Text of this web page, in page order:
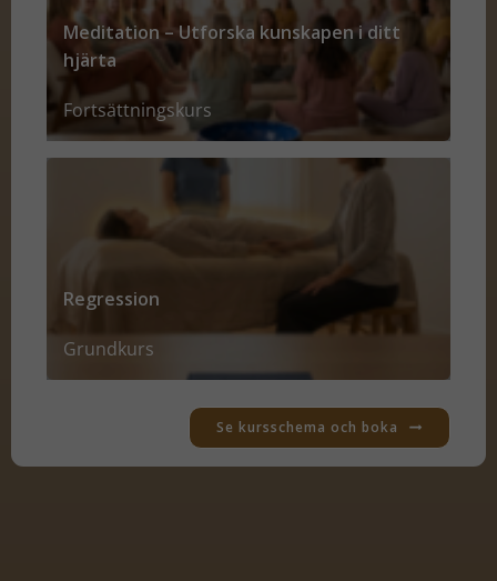
Meditation – Utforska kunskapen i ditt
hjärta
Fortsättningskurs
Regression
Grundkurs
Se kursschema och boka